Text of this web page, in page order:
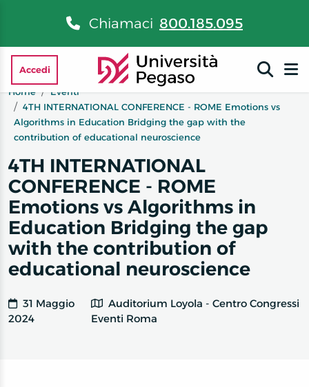
Chiamaci 800.185.095
Accedi
Home
Eventi
4TH INTERNATIONAL CONFERENCE - ROME Emotions vs
Algorithms in Education Bridging the gap with the
contribution of educational neuroscience
4TH INTERNATIONAL
CONFERENCE - ROME
Emotions vs Algorithms in
Education Bridging the gap
with the contribution of
educational neuroscience
31 Maggio
2024
Auditorium Loyola - Centro Congressi
Eventi Roma